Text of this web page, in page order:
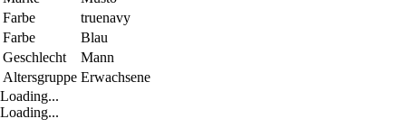
Farbe
truenavy
Farbe
Blau
Geschlecht
Mann
Altersgruppe Erwachsene
Loading...
Loading...